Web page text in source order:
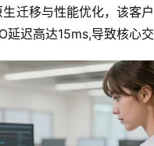
迁移与性能优化，该客
延迟高达15ms,导致核心交